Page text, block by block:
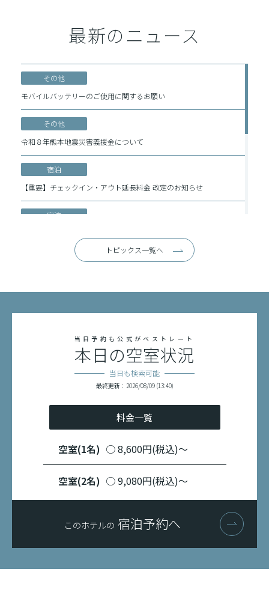
最新のニュース
その他
モバイルバッテリーのご使用に関するお願い
その他
令和８年熊本地震災害義援金について
宿泊
【重要】チェックイン・アウト延長料金 改定のお知らせ
宿泊
Request on the Use of Power Banks
トピックス一覧へ
当日予約も公式がベストレート
本日の空室状況
当日も検索可能
最終更新：2026/08/09 (13:40)
料金一覧
空室(1名) ○ 8,600円(税込)〜
空室(2名) ○ 9,080円(税込)〜
このホテルの 宿泊予約へ